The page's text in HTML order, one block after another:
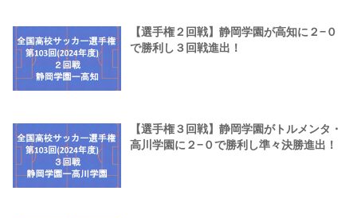
【選手権２回戦】静岡学園が高知に２−０
で勝利し３回戦進出！
【選手権３回戦】静岡学園がトルメンタ・
高川学園に２−０で勝利し準々決勝進出！